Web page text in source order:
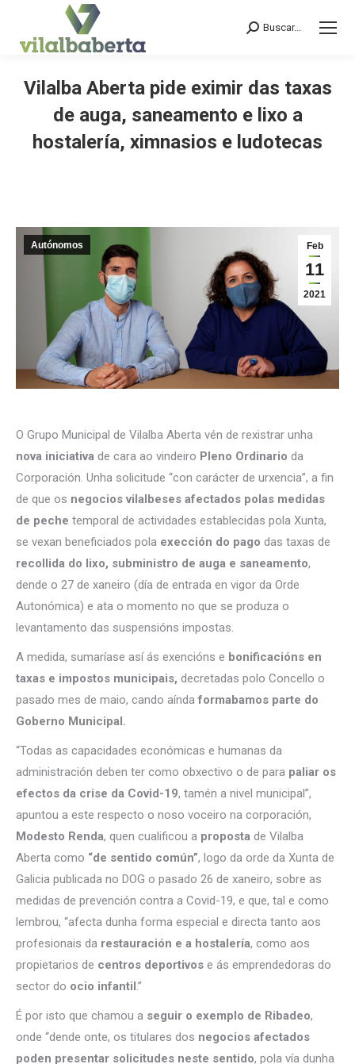
Search:
Buscar...
Vilalba Aberta pide eximir das taxas
de auga, saneamento e lixo a
hostalería, ximnasios e ludotecas
Feb
11
2021
Autónomos
O Grupo Municipal de Vilalba Aberta vén de rexistrar unha
nova iniciativa de cara ao vindeiro Pleno Ordinario da
Corporación. Unha solicitude “con carácter de urxencia”, a fin
de que os negocios vilalbeses afectados polas medidas
de peche temporal de actividades establecidas pola Xunta,
se vexan beneficiados pola exección do pago das taxas de
recollida do lixo, subministro de auga e saneamento,
dende o 27 de xaneiro (día de entrada en vigor da Orde
Autonómica) e ata o momento no que se produza o
levantamento das suspensións impostas.
A medida, sumaríase así ás exencións e bonificacións en
taxas e impostos municipais, decretadas polo Concello o
pasado mes de maio, cando aínda formabamos parte do
Goberno Municipal.
“Todas as capacidades económicas e humanas da
administración deben ter como obxectivo o de para paliar os
efectos da crise da Covid-19, tamén a nivel municipal”,
apuntou a este respecto o noso voceiro na corporación,
Modesto Renda, quen cualificou a proposta de Vilalba
Aberta como “de sentido común”, logo da orde da Xunta de
Galicia publicada no DOG o pasado 26 de xaneiro, sobre as
medidas de prevención contra a Covid-19, e que, tal e como
lembrou, “afecta dunha forma especial e directa tanto aos
profesionais da restauración e a hostalería, como aos
propietarios de centros deportivos e ás emprendedoras do
sector do ocio infantil.”
É por isto que chamou a seguir o exemplo de Ribadeo,
onde “dende onte, os titulares dos negocios afectados
poden presentar solicitudes neste sentido, pola vía dunha